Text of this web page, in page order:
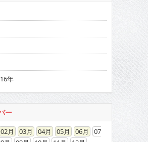
年
ー
02 03 04 05 06
07